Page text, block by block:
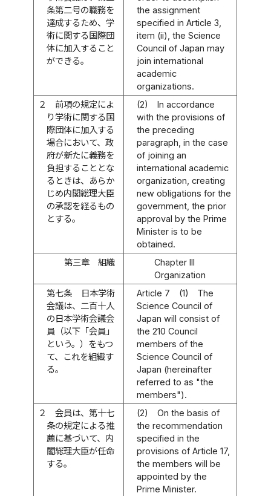
条第二号の職務を
達成するため、学
術に関する国際団
体に加入すること
ができる。
the assignment
specified in Article 3,
item (ii), the Science
Council of Japan may
join international
academic
organizations.
２
前項の規定によ
り学術に関する国
際団体に加入する
場合において、政
府が新たに義務を
負担することとな
るときは、あらか
じめ内閣総理大臣
の承認を経るもの
とする。
(2)
In accordance
with the provisions of
the preceding
paragraph, in the case
of joining an
international academic
organization, creating
new obligations for the
government, the prior
approval by the Prime
Minister is to be
obtained.
第三章 組織
Chapter III
Organization
第七条
日本学術
会議は、二百十人
の日本学術会議会
員（以下「会員」
という。）をもつ
て、これを組織す
る。
Article 7 (1)
The
Science Council of
Japan will consist of
the 210 Council
members of the
Science Council of
Japan (hereinafter
referred to as "the
members").
２
会員は、第十七
条の規定による推
薦に基づいて、内
閣総理大臣が任命
する。
(2)
On the basis of
the recommendation
specified in the
provisions of Article 17,
the members will be
appointed by the
Prime Minister.